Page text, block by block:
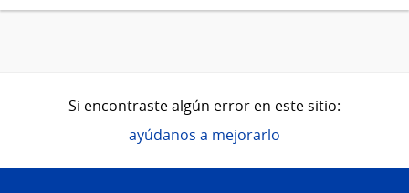
Si encontraste algún error en este sitio:
ayúdanos a mejorarlo